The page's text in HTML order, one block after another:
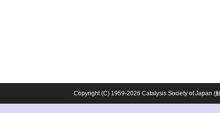
Copyright (C) 1959-2026 Catalysis Society of Japan (